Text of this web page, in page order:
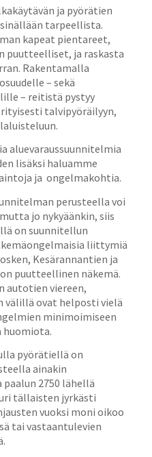
ja pyörätien
tarpeellista.
kapeat pientareet,
puutteelliset, ja raskasta
Rakentamalla
– sekä
– reitistä pystyy
talvipyöräilyyn,
aluevaraussuunnitelmia
lisäksi haluamme
ja ongelmakohtia.
perusteella voi
jo nykyäänkin, siis
on suunnitellun
liittymiä
Kesärannantien ja
puutteellinen näkemä.
autotien viereen,
välillä ovat helposti vielä
minimoimiseen
pyörätiellä on
ainakin
2750 lähellä
tällaisten jyrkästi
vuoksi moni oikoo
tai vastaantulevien